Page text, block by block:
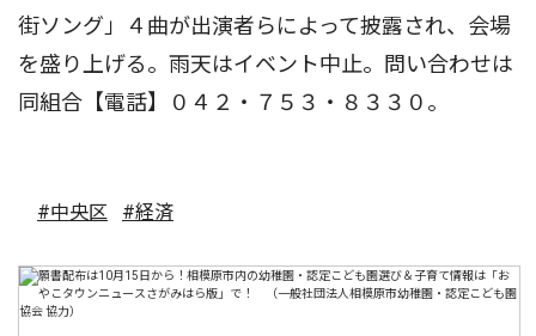
街ソング」４曲が出演者らによって披露され、会場
を盛り上げる。雨天はイベント中止。問い合わせは
同組合【電話】０４２・７５３・８３３０。
#中央区 #経済